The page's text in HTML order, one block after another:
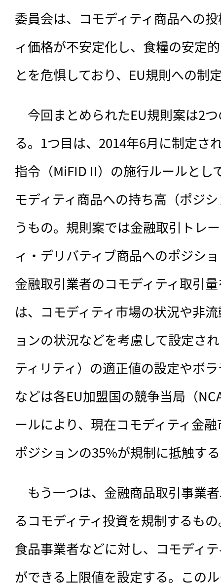
委員会は、コモディティ商品への
ィ価格が不安定化し、食糧の安定
とを危惧しており、EU規則への制
今回まとめられたEU規則案は2
る。1つ目は、2014年6月に制定さ
指令（MiFID II）の施行ルールとし
モディティ商品への持ち高（ポジ
うもの。規則案では金融取引トレ
ィ・デリバティブ商品へのポジシ
金融取引業者のコモディティ取引
は、コモディティ市場の状況や非
ョンの状況などを考慮して設定さ
ティリティ）の適正値の設定やボ
などは各EU加盟国の競争当局（
ールにより、現在コモディティ金
ポジションの35%が規制に抵触す
もう一つは、金融商品取引事業
るコモディティ投資を規制するも
食品事業者などに対し、コモディ
ができる上限値を設定する。この